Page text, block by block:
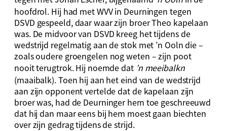
hoofdrol. Hij had met WVV in Deurningen tegen
DSVD gespeeld, daar waar zijn broer Theo kapelaan
was. De midvoor van DSVD kreeg het tijdens de
wedstrijd regelmatig aan de stok met ’n Ooln die –
zoals oudere groengelen nog weten – zijn poot
nooit terugtrok. Hij noemde dat’n meeibalkn
(maaibalk). Toen hij aan het eind van de wedstrijd
aan zijn opponent vertelde dat de kapelaan zijn
broer was, had de Deurninger hem toe geschreeuwd
dat hij dan maar eens bij hem moest gaan biechten
over zijn gedrag tijdens de strijd.